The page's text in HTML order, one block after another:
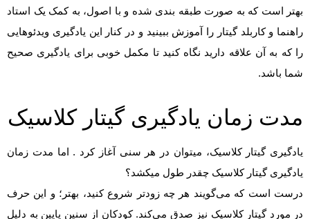
بهتر است که به صورت طبقه بندی شده و با اصول، به کمک یک استاد
راهنما و کاربلد گیتار را آموزش ببینید و در کنار این یادگیری ویدئوهایی
را که به آن علاقه دارید نگاه کنید تا مکمل خوبی برای یادگیری صحیح
شما باشد.
مدت زمان یادگیری گیتار کلاسیک
یادگیری گیتار کلاسیک، میتوان در هر سنی آغاز کرد . اما مدت زمان
یادگیری گیتار کلاسیک چقدر طول میکشد؟
درست است که می‌گویند هر چه زودتر شروع کنید، بهتر؛ و این حرف
در مورد گیتار کلاسیک نیز صدق می‌کند. کودکان از سنین پایین به دلیل